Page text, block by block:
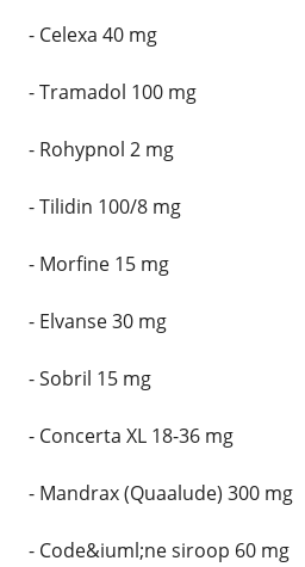
- Celexa 40 mg
- Tramadol 100 mg
- Rohypnol 2 mg
- Tilidin 100/8 mg
- Morfine 15 mg
- Elvanse 30 mg
- Sobril 15 mg
- Concerta XL 18-36 mg
- Mandrax (Quaalude) 300 mg
- Code&iuml;ne siroop 60 mg